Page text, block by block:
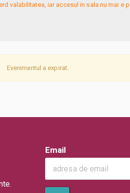
valabilitatea, iar accesul in sala nu mai e
Evenimentul a expirat.
Email